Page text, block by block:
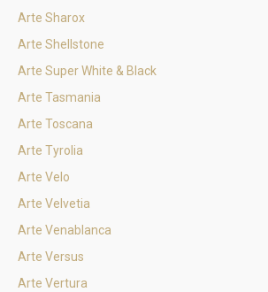
Arte Sharox
Arte Shellstone
Arte Super White & Black
Arte Tasmania
Arte Toscana
Arte Tyrolia
Arte Velo
Arte Velvetia
Arte Venablanca
Arte Versus
Arte Vertura